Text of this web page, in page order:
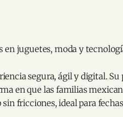
en juguetes, moda y
segura, ágil y digital. Su
en que las familias
fricciones, ideal para